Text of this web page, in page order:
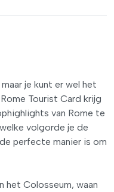
je kunt er wel het
Tourist Card krijg
van Rome te
volgorde je de
perfecte manier is om
het Colosseum, waan